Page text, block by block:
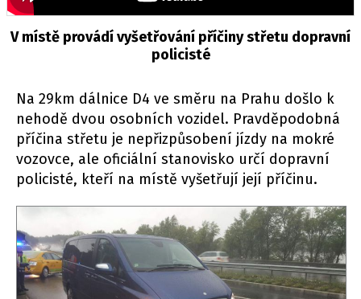
V místě provádí vyšetřování příčiny střetu dopravní
policisté
Na 29km dálnice D4 ve směru na Prahu došlo k
nehodě dvou osobních vozidel. Pravděpodobná
příčina střetu je nepřizpůsobení jízdy na mokré
vozovce, ale oficiální stanovisko určí dopravní
policisté, kteří na místě vyšetřují její příčinu.